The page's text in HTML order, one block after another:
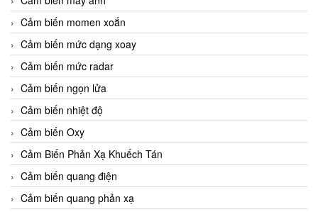
Cảm biến momen xoắn
Cảm biến mức dạng xoay
Cảm biến mức radar
Cảm biến ngọn lửa
Cảm biến nhiệt độ
Cảm biến Oxy
Cảm Biến Phản Xạ Khuếch Tán
Cảm biến quang điện
Cảm biến quang phản xạ